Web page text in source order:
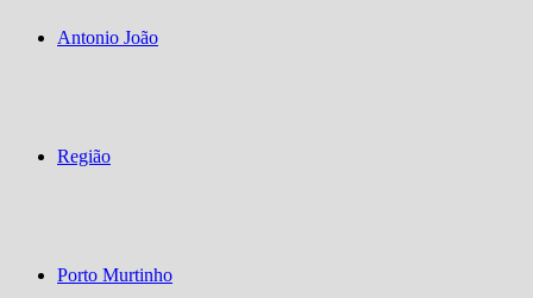
Antonio João
Região
Porto Murtinho